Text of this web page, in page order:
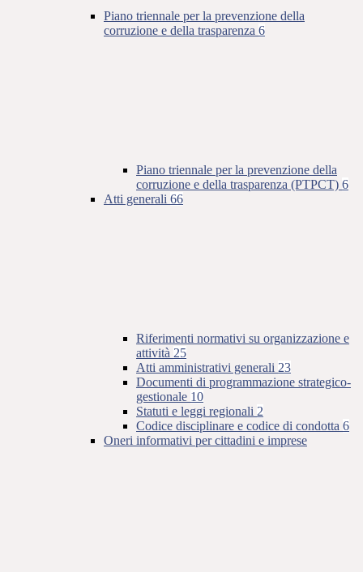
Piano triennale per la prevenzione della
corruzione e della trasparenza 6
Piano triennale per la prevenzione della
corruzione e della trasparenza (PTPCT) 6
Atti generali 66
Riferimenti normativi su organizzazione e
attività 25
Atti amministrativi generali 23
Documenti di programmazione strategico-
gestionale 10
Statuti e leggi regionali 2
Codice disciplinare e codice di condotta 6
Oneri informativi per cittadini e imprese